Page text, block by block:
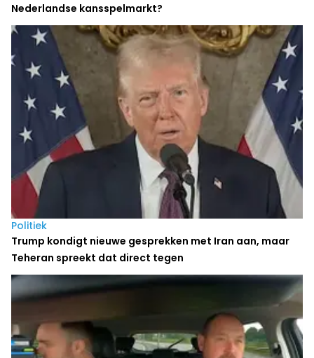
Nederlandse kansspelmarkt?
Politiek
Trump kondigt nieuwe gesprekken met Iran aan, maar
Teheran spreekt dat direct tegen